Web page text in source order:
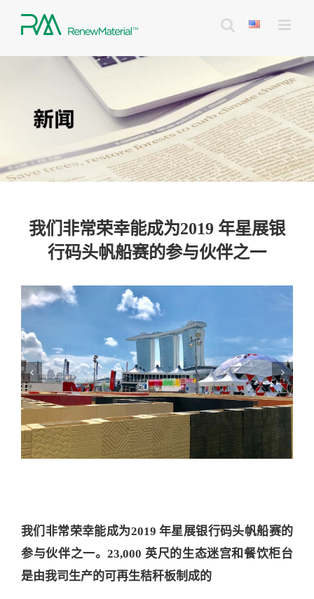
content
我们非常荣幸能成为2019 年星展银
行码头帆船赛的参与伙伴之一
我们非常荣幸能成为2019 年星展银行码头帆船赛的
参与伙伴之一。23,000 英尺的生态迷宫和餐饮柜台
是由我司生产的可再生秸秆板制成的